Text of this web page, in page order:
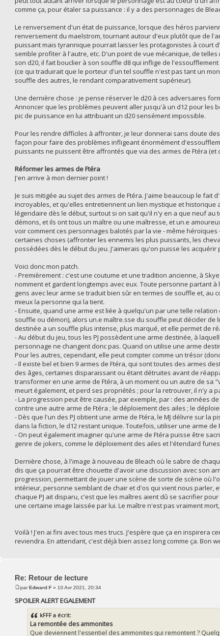
comme ça, pour étaler sa puissance : il y a des personnages de
Le renversement d'un état de puissance, lorsque des héros
renversement du maelstrom, tournant autour d'eux plutôt que de
puissant mais tyrannique pourrait laisser les protagonistes à court
semble profiter à l'autre, etc. D'un point de vue mécanique, de
son d20, il fait bouclier à son souffle d8 qui inflige de
(ce qui traduirait que le porteur d'un tel souffle n'est pas tant un
souffle des autres, le rendant comparativement supérieur).
Une dernière chose : je pense réserver le d20 à ces adversaires
Annoncer que les problèmes peuvent aller jusqu'à un d12 pour les
pic de puissance en lui attribuant un d20 sensément impossible.
Pour les rendre difficiles à affronter, je leur donnerai sans doute
façon pour faire des problèmes infligeant énormément
puissants ne puissent être affrontés que via des armes de Ftéra (et
Réformer les armes de Ftéra
J'en arrive à mon dernier point !
Je suis mitigée au sujet des armes de Ftéra. J'aime beaucoup le
incroyables, et qu'elles entretiennent un lien mystique et historique
légendaire dès le début, surtout si on sait qu'il n'y en a que neuf
démons, et ils ont tous un maître ou une maîtresse, et un.e
voir comment ces personnages balotés par la vie - même
certaines choses (affronter les ennemis les plus puissants, les
possédées dès le début du jeu. J'aimerais qu'on puisse les acquérir
Voici donc mon patch.
- Premièrement : c'est une coutume et une tradition ancienne, à
nomment et gardent longtemps avec eux. Toute personne partant
gens avec leur arme se traduit bien sûr en termes de souffle et, au
mieux la personne qui la tient.
- Ensuite, quand une arme est liée à quelqu'un par une telle
souffle ou démon), alors un.e maître.sse du souffle peut décider
destinée a un souffle plus intense, plus marqué, et elle permet de
- Au début du jeu, tous les PJ possèdent une arme destinée, à
personnage ne changent donc pas. Quand on utilise une arme
Pour les autres, cependant, elle peut compter comme un trésor
- Il existe bel et bien 9 armes de Ftéra, qui sont toutes des armes
des âges, certaines disparaissant ou étant détruites avant de
transformer en une arme de Ftéra, à un moment ou un autre de sa
meurt également, et perd ses propriétés ; pour la retrouver, il n'y
- La progression peut être causée, par exemple, par : des années
contre une autre arme de Ftéra ; le déploiement des ailes ; le
- Dès que l'un des PJ obtient une arme de Ftéra, le MJ délivre sur
dans la fiction, le d12 restant unique. Toutefois, utiliser une arme
- On peut également imaginer qu'une arme de Ftéra puisse être
genre de jokers, comme le déploiement des ailes et l'étendard
Dernière chose, à l'image à nouveau de Bleach où le sabre de
dis que ça pourrait être chouette d'avoir une discussion avec son
progression, permettant de jouer une scène de sorte de scène où
intérieur, personne semblant de chair et d'os qui vient nous parler,
chaque PJ ait disparu, c'est que les maîtres aient dû se sacrifier
une certaine image laissée par lui. Le maître n'est pas vraiment
Voilà ! J'en ai fini avec tous mes trucs. J'espère que ça en inspirera
reviendra. En attendant, c'est déjà bien assez long comme ça. Bon
Re: Retour de lecture
parEdward F » 10 Avr 2021, 20:34
SPOILER ALERT EGALEMENT
kFFF a écrit:
La remontée des ammonites
Que deviennent l'essentiel des ammonites qui remontent ?